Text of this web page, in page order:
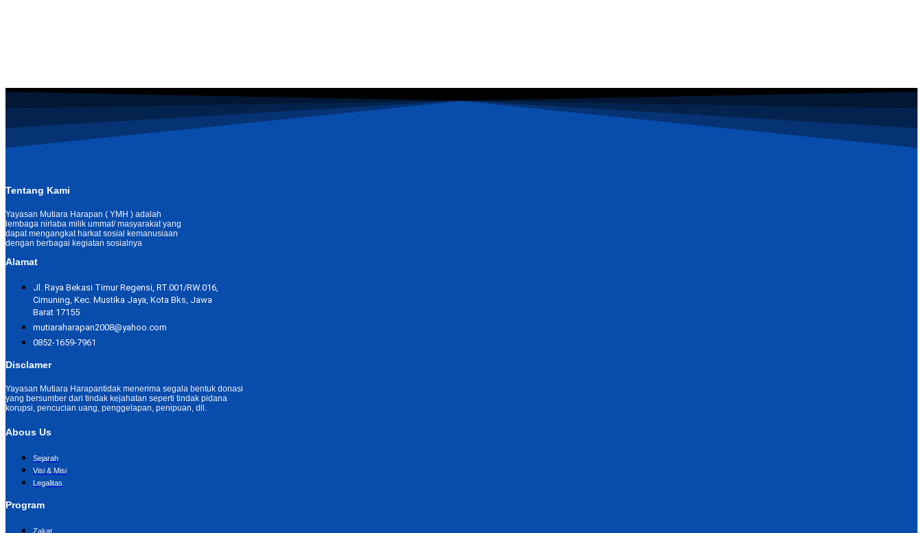
Tentang Kami
Yayasan Mutiara Harapan ( YMH ) adalah
lembaga nirlaba milik ummat/ masyarakat yang
dapat mengangkat harkat sosial kemanusiaan
dengan berbagai kegiatan sosialnya
Alamat
Jl. Raya Bekasi Timur Regensi, RT.001/RW.016,
Cimuning, Kec. Mustika Jaya, Kota Bks, Jawa
Barat 17155
mutiaraharapan2008@yahoo.com
0852-1659-7961
Disclamer
Yayasan Mutiara Harapantidak menerima segala bentuk donasi
yang bersumber dari tindak kejahatan seperti tindak pidana
korupsi, pencucian uang, penggelapan, penipuan, dll.
Abous Us
Sejarah
Visi & Misi
Legalitas
Program
Zakat